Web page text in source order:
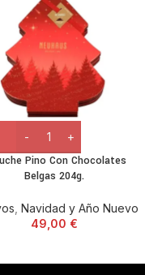
Pino Con Chocolates
Belgas 204g.
Navidad y Año Nuevo
49,00 €